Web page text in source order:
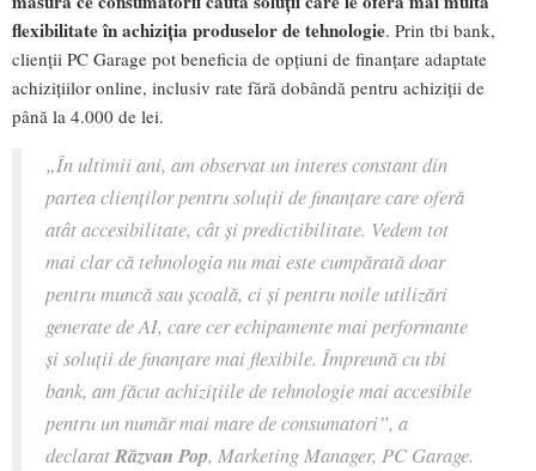
flexibilitate în achiziția produselor de tehnologie. Prin tbi bank,
clienții PC Garage pot beneficia de opțiuni de finanțare adaptate
achizițiilor online, inclusiv rate fără dobândă pentru achiziții de
până la 4.000 de lei.
„În ultimii ani, am observat un interes constant din
partea clienților pentru soluții de finanțare care oferă
atât accesibilitate, cât și predictibilitate. Vedem tot
mai clar că tehnologia nu mai este cumpărată doar
pentru muncă sau școală, ci și pentru noile utilizări
generate de AI, care cer echipamente mai performante
și soluții de finanțare mai flexibile. Împreună cu tbi
bank, am făcut achizițiile de tehnologie mai accesibile
pentru un număr mai mare de consumatori”, a
declaratRăzvan Pop, Marketing Manager, PC Garage.